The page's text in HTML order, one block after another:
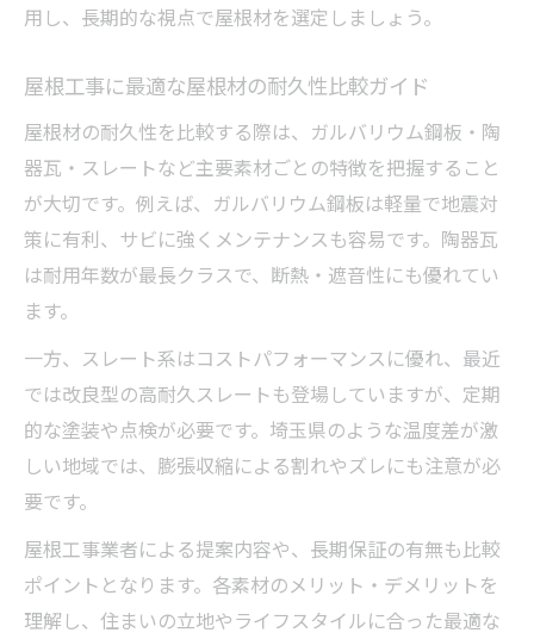
用し、長期的な視点で屋根材を選定しましょう。
屋根工事に最適な屋根材の耐久性比較ガイド
屋根材の耐久性を比較する際は、ガルバリウム鋼板・陶
器瓦・スレートなど主要素材ごとの特徴を把握すること
が大切です。例えば、ガルバリウム鋼板は軽量で地震対
策に有利、サビに強くメンテナンスも容易です。陶器瓦
は耐用年数が最長クラスで、断熱・遮音性にも優れてい
ます。
一方、スレート系はコストパフォーマンスに優れ、最近
では改良型の高耐久スレートも登場していますが、定期
的な塗装や点検が必要です。埼玉県のような温度差が激
しい地域では、膨張収縮による割れやズレにも注意が必
要です。
屋根工事業者による提案内容や、長期保証の有無も比較
ポイントとなります。各素材のメリット・デメリットを
理解し、住まいの立地やライフスタイルに合った最適な